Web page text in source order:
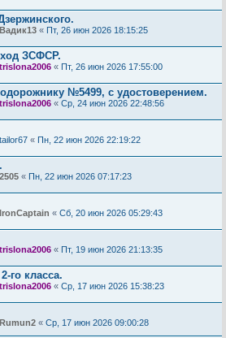
Вадик13 « Пт, 26 июн 2026 18:15:25
ЗСФСР.
trislona2006 « Пт, 26 июн 2026 17:55:00
№5499, с удостоверением.
trislona2006 « Ср, 24 июн 2026 22:48:56
tailor67 « Пн, 22 июн 2026 22:19:22
2505 « Пн, 22 июн 2026 07:17:23
IronCaptain « Сб, 20 июн 2026 05:29:43
trislona2006 « Пт, 19 июн 2026 21:13:35
го класса.
trislona2006 « Ср, 17 июн 2026 15:38:23
Rumun2 « Ср, 17 июн 2026 09:00:28